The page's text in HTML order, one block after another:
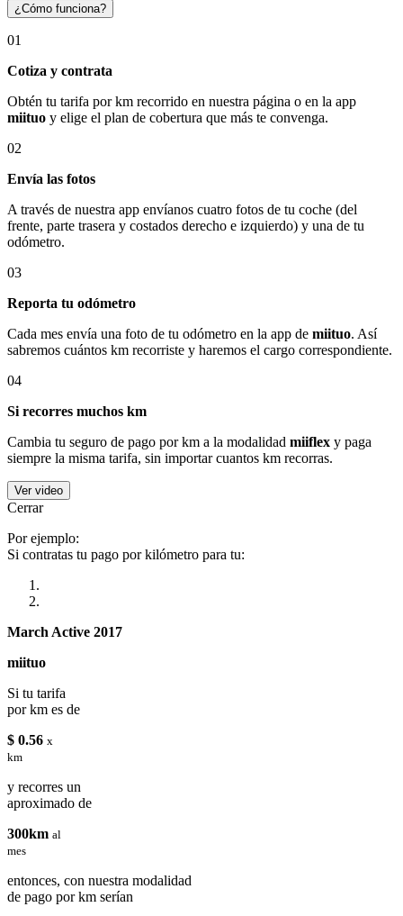
¿Cómo funciona?
01
Cotiza y contrata
Obtén tu tarifa por km recorrido en nuestra página o en la app
miituo y elige el plan de cobertura que más te convenga.
02
Envía las fotos
A través de nuestra app envíanos cuatro fotos de tu coche (del
frente, parte trasera y costados derecho e izquierdo) y una de tu
odómetro.
03
Reporta tu odómetro
Cada mes envía una foto de tu odómetro en la app de miituo. Así
sabremos cuántos km recorriste y haremos el cargo correspondiente.
04
Si recorres muchos km
Cambia tu seguro de pago por km a la modalidad miiflex y paga
siempre la misma tarifa, sin importar cuantos km recorras.
Ver video
Cerrar
Por ejemplo:
Si contratas tu pago por kilómetro para tu:
March Active 2017
miituo
Si tu tarifa
por km es de
$ 0.56 x
km
y recorres un
aproximado de
300km al
mes
entonces, con nuestra modalidad
de pago por km serían